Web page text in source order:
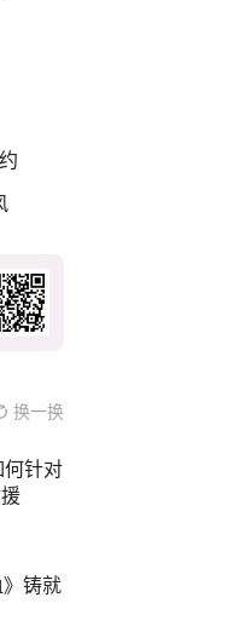
换一换
针对
铸就